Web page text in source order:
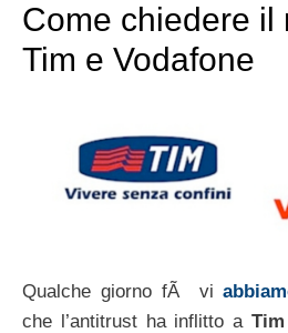
Come chiedere il
Tim e Vodafone
Qualche giorno fÃ vi
che l’antitrust ha inflitto a Tim